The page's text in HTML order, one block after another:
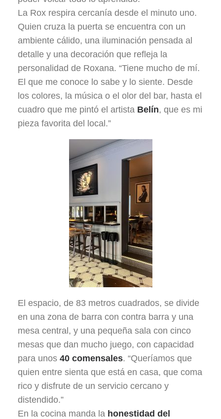
La Rox respira cercanía desde el minuto uno.
Quien cruza la puerta se encuentra con un
ambiente cálido, una iluminación pensada al
detalle y una decoración que refleja la
personalidad de Roxana. “Tiene mucho de mí.
El que me conoce lo sabe y lo siente. Desde
los colores, la música o el olor del bar, hasta el
cuadro que me pintó el artista Belín, que es mi
pieza favorita del local.”
El espacio, de 83 metros cuadrados, se divide
en una zona de barra con contra barra y una
mesa central, y una pequeña sala con cinco
mesas que dan mucho juego, con capacidad
para unos 40 comensales. “Queríamos que
quien entre sienta que está en casa, que coma
rico y disfrute de un servicio cercano y
distendido.”
En la cocina manda la honestidad del